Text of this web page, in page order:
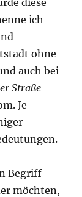
diese
ich
ohne
auch bei
Straße
Je
Begriff
möchten,